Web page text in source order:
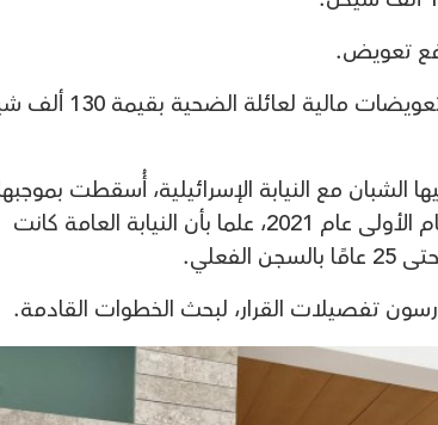
كما قررت المحكمة إلزام سبعة من المتهمين بدفع تعويضات
مع النيابة الإسرائيلية، أُسقطت
تهمة القتل العمد التي وُجّهت إليهم في لائحة الاتهام الأولى عام 2021، علما بأن النيابة العامة كانت
تفصيلات القرار، لبحث الخطوات القادمة.